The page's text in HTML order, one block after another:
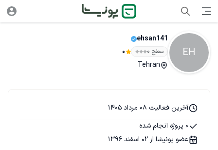
EH
ehsan141
سطح ۰ 0
Tehran
آخرین فعالیت 08 مرداد 1405
0 پروژه انجام شده
عضو پونیشا از 02 اسفند 1396